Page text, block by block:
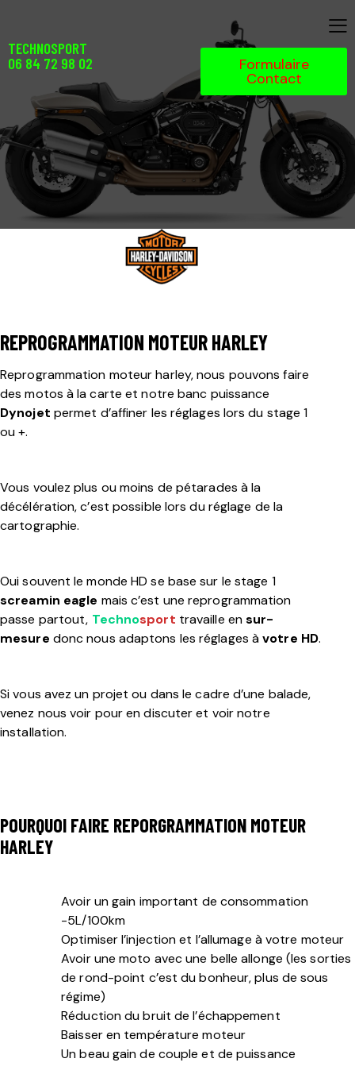
TECHNOSPORT
06 84 72 98 02
Formulaire
Contact
REPROGRAMMATION MOTEUR HARLEY
Reprogrammation moteur harley, nous pouvons faire
des motos à la carte et notre banc puissance
Dynojet permet d’affiner les réglages lors du stage 1
ou +.
Vous voulez plus ou moins de pétarades à la
décélération, c’est possible lors du réglage de la
cartographie.
Oui souvent le monde HD se base sur le stage 1
screamin eagle mais c’est une reprogrammation
passe partout, Technosport travaille ensur-
mesure donc nous adaptons les réglages àvotre HD.
Si vous avez un projet ou dans le cadre d’une balade,
venez nous voir pour en discuter et voir notre
installation.
POURQUOI FAIRE REPORGRAMMATION MOTEUR
HARLEY
Avoir un gain important de consommation
-5L/100km
Optimiser l’injection et l’allumage à votre moteur
Avoir une moto avec une belle allonge (les sorties
de rond-point c’est du bonheur, plus de sous
régime)
Réduction du bruit de l’échappement
Baisser en température moteur
Un beau gain de couple et de puissance